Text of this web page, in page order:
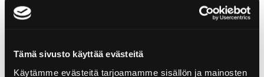
Tämä sivusto käyttää evästeitä
Käytämme evästeitä tarjoamamme sisällön ja mainosten
Energy
1349kJ/322kcal
Product info
Size: 200 g